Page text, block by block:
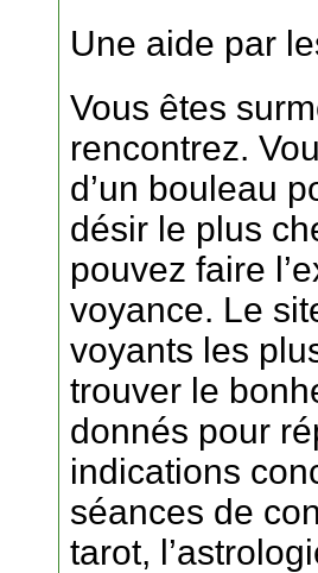
Une aide par
Vous êtes
rencontrez.
d’un bouleau
désir le plus
pouvez faire
voyance. Le
voyants les
trouver le
donnés pour
indications
séances de
tarot,